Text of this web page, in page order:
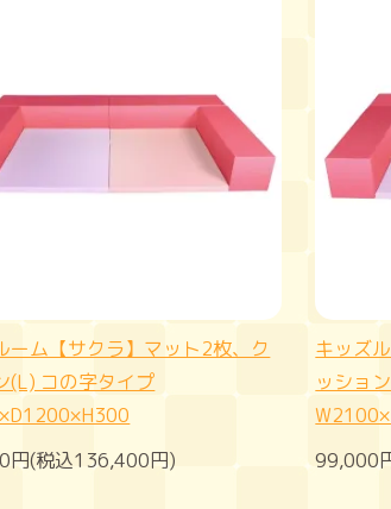
ーム【サクラ】マット2枚、ク
(L) コの字タイプ
円(税込136,400円)
キッズ
ッショ
99,000